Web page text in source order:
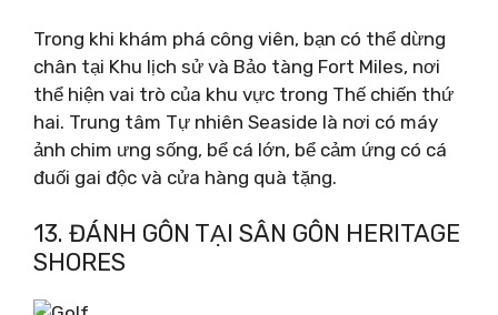
Trong khi khám phá công viên, bạn có thể dừng
chân tại Khu lịch sử và Bảo tàng Fort Miles, nơi
thể hiện vai trò của khu vực trong Thế chiến thứ
hai. Trung tâm Tự nhiên Seaside là nơi có máy
ảnh chim ưng sống, bể cá lớn, bể cảm ứng có cá
đuối gai độc và cửa hàng quà tặng.
13. ĐÁNH GÔN TẠI SÂN GÔN HERITAGE
SHORES